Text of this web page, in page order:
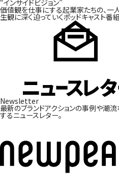
“インサイドビジョン”
価値観を仕事にする起業家たちの、一
生観に深く迫っていくポッドキャスト番組
Newsletter
最新のブランドアクションの事例や潮流
するニュースレター。